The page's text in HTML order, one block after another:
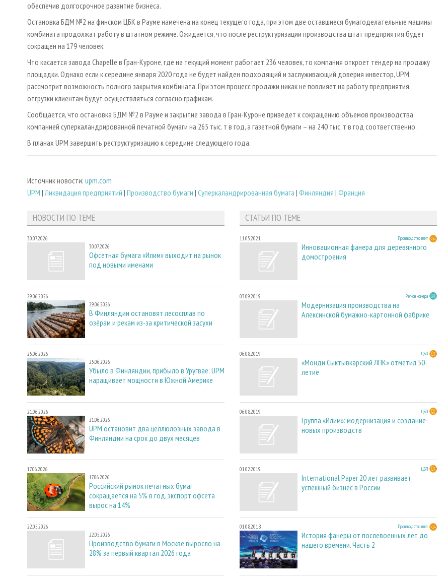
обеспечив долгосрочное развитие бизнеса.
Остановка БДМ №2 на финском ЦБК в Рауме намечена на конец текущего года, при этом две оставшиеся бумагоделательные машины
комбината продолжат работу в штатном режиме. Ожидается, что после реструктуризации производства штат предприятия будет
сокращен на 179 человек.
Что касается завода Chapelle в Гран-Куроне, где на текущий момент работает 236 человек, то компания откроет тендер на продажу
площадки. Однако если к середине января 2020 года не будет найден подходящий и заслуживающий доверия инвестор, UPM
рассмотрит возможность полного закрытия комбината. При этом процесс продажи никак не повлияет на работу предприятия,
отгрузки клиентам будут осуществляться согласно графикам.
Сообщается, что остановка БДМ №2 в Рауме и закрытие завода в Гран-Куроне приведет к сокращению объемов производства
компанией суперкаландрированной печатной бумаги на 265 тыс. т в год, а газетной бумаги – на 240 тыс. т в год соответственно.
В планах UPM завершить реструктуризацию к середине следующего года.
Источник новости: upm.com
UPM | Ликвидация предприятий | Производство бумаги | Суперкаландрированная бумага | Финляндия | Франция
НОВОСТИ ПО ТЕМЕ
30.07.2026
30.07.2026
Офсетная бумага «Илим» выходит на рынок
под новыми именами
29.06.2026
29.06.2026
В Финляндии остановят лесосплав по
озёрам и рекам из-за критической засухи
25.06.2026
25.06.2026
Убыло в Финляндии, прибыло в Уругвае: UPM
наращивает мощности в Южной Америке
21.06.2026
21.06.2026
UPM остановит два целлюлозных завода в
Финляндии на срок до двух месяцев
17.06.2026
17.06.2026
Российский рынок печатных бумаг
сокращается на 5% в год, экспорт офсета
вырос на 14%
22.05.2026
22.05.2026
Производство бумаги в Москве выросло на
28% за первый квартал 2026 года
СТАТЬИ ПО ТЕМЕ
11.05.2021 Производство плит
Инновационная фанера для деревянного
домостроения
03.09.2019 Регион номера
Модернизация производства на
Алексинской бумажно-картонной фабрике
06.08.2019 ЦБП
«Монди Сыктывкарский ЛПК» отметил 50-
летие
06.08.2019 ЦБП
Группа «Илим»: модернизация и создание
новых производств
01.02.2019 ЦБП
International Paper 20 лет развивает
успешный бизнес в России
01.08.2018 Производство плит
История фанеры от послевоенных лет до
нашего времени. Часть 2